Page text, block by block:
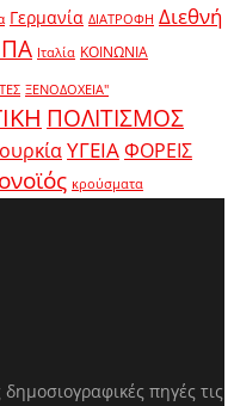
Γερμανία ΔΙΑΤΡΟΦΗ Διεθνή
Ιταλία ΚΟΙΝΩΝΙΑ
ΞΕΝΟΔΟΧΕΙΑ"
ΠΟΛΙΤΙΣΜΟΣ
ΥΓΕΙΑΦΟΡΕΙΣ
κρούσματα
πηγές τις